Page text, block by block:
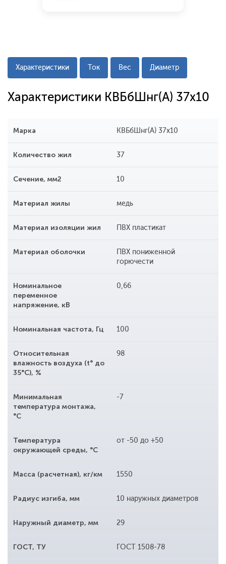
Характеристики Ток Вес Диаметр
Характеристики КВБбШнг(А) 37х10
Марка КВБбШнг(А) 37х10
Количество жил 37
Сечение, мм2 10
Материал жилы медь
Материал изоляции жил ПВХ пластикат
Материал оболочки
ПВХ пониженной
горючести
Номинальное
переменное
напряжение, кВ
0,66
Номинальная частота, Гц 100
Относительная
влажность воздуха (t° до
35°С), %
98
Минимальная
температура монтажа,
°С
-7
Температура
окружающей среды, °С
от -50 до +50
Масса (расчетная), кг/км 1550
Радиус изгиба, мм 10 наружных диаметров
Наружный диаметр, мм 29
ГОСТ, ТУ ГОСТ 1508-78